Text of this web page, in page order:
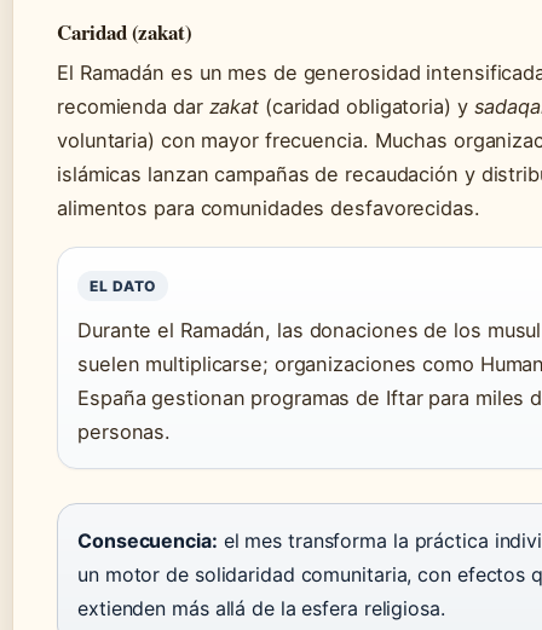
Caridad (zakat)
El Ramadán es un mes de generosidad
recomienda dar zakat (caridad obligatoria) y
voluntaria) con mayor frecuencia. Muchas
islámicas lanzan campañas de recaudación y
alimentos para comunidades desfavorecidas.
EL DATO
Durante el Ramadán, las donaciones de los
suelen multiplicarse; organizaciones como
España gestionan programas de Iftar para miles
personas.
Consecuencia: el mes transforma la práctica
un motor de solidaridad comunitaria, con efectos
extienden más allá de la esfera religiosa.